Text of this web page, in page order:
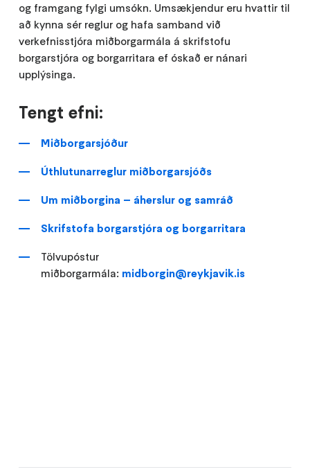
og framgang fylgi umsókn. Umsækjendur eru hvattir til
að kynna sér reglur og hafa samband við
verkefnisstjóra miðborgarmála á skrifstofu
borgarstjóra og borgarritara ef óskað er nánari
upplýsinga.
Tengt efni:
Miðborgarsjóður
Úthlutunarreglur miðborgarsjóðs
Um miðborgina – áherslur og samráð
Skrifstofa borgarstjóra og borgarritara
Tölvupóstur
miðborgarmála: midborgin@reykjavik.is